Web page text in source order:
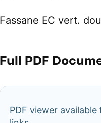
Fassane EC vert.
Full PDF
PDF viewer